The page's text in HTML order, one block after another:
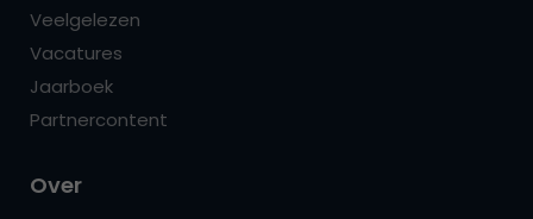
Veelgelezen
Vacatures
Jaarboek
Partnercontent
Over